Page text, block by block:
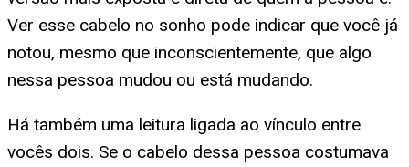
Ver esse cabelo no sonho pode indicar que você já
notou, mesmo que inconscientemente, que algo
nessa pessoa mudou ou está mudando.
Há também uma leitura ligada ao vínculo entre
vocês dois. Se o cabelo dessa pessoa costumava